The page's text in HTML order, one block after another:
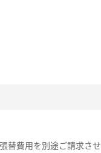
替費用を別途ご請求させ